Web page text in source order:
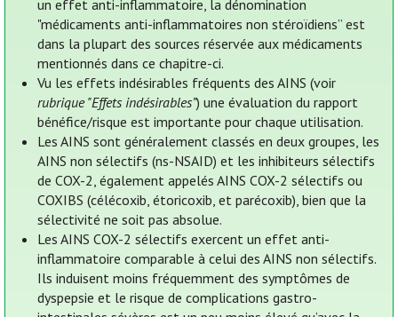
un effet anti-inflammatoire, la dénomination
"médicaments anti-inflammatoires non stéroïdiens” est
dans la plupart des sources réservée aux médicaments
mentionnés dans ce chapitre-ci.
Vu les effets indésirables fréquents des AINS (voir
rubrique "Effets indésirables”) une évaluation du rapport
bénéfice/risque est importante pour chaque utilisation.
Les AINS sont généralement classés en deux groupes, les
AINS non sélectifs (ns-NSAID) et les inhibiteurs sélectifs
de COX-2, également appelés AINS COX-2 sélectifs ou
COXIBS (célécoxib, étoricoxib, et parécoxib), bien que la
sélectivité ne soit pas absolue.
Les AINS COX-2 sélectifs exercent un effet anti-
inflammatoire comparable à celui des AINS non sélectifs.
Ils induisent moins fréquemment des symptômes de
dyspepsie et le risque de complications gastro-